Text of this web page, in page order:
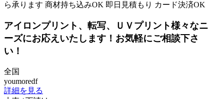
ら承ります 商材持ち込みOK 即日見積もり カード決済OK
アイロンプリント、転写、ＵＶプリント様々なニ
ーズにお応えいたします！お気軽にご相談下さ
い！
全国
youmoredf
詳細を見る